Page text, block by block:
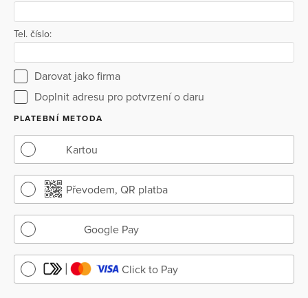
Tel. číslo:
Darovat jako firma
Doplnit adresu pro potvrzení o daru
PLATEBNÍ METODA
Kartou
Převodem, QR platba
Google Pay
Click to Pay